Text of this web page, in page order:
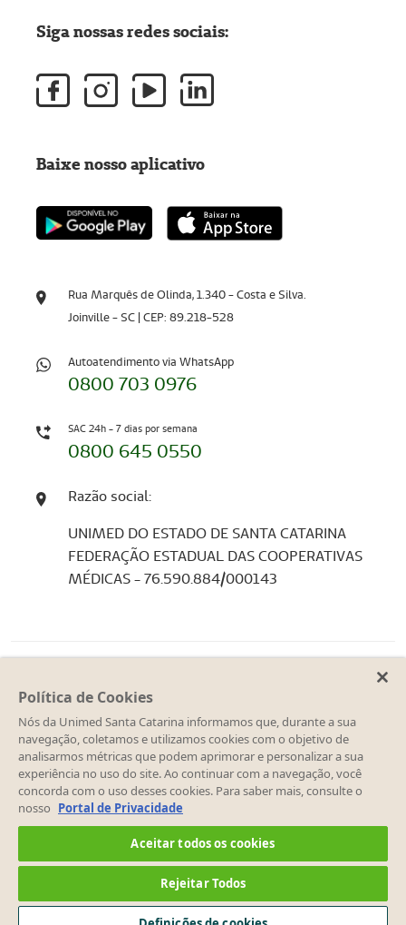
Rua Marquês de Olinda, 1.340 - Costa e Silva.
Joinville - SC | CEP: 89.218-528
Autoatendimento via WhatsApp
0800 703 0976
SAC 24h - 7 dias por semana
0800 645 0550
Razão social:
UNIMED DO ESTADO DE SANTA CATARINA
FEDERAÇÃO ESTADUAL DAS COOPERATIVAS
MÉDICAS - 76.590.884/000143
Siga nossas redes sociais:
Baixe nosso aplicativo
Brasil - Todos os direitos reservados
Política de Cookies
Nós da Unimed Santa Catarina informamos que, durante a sua
navegação, coletamos e utilizamos cookies com o objetivo de
analisarmos métricas que podem aprimorar e personalizar a sua
experiência no uso do site. Ao continuar com a navegação, você
concorda com o uso desses cookies. Para saber mais, consulte o
nosso Portal de Privacidade
Aceitar todos os cookies
Rejeitar Todos